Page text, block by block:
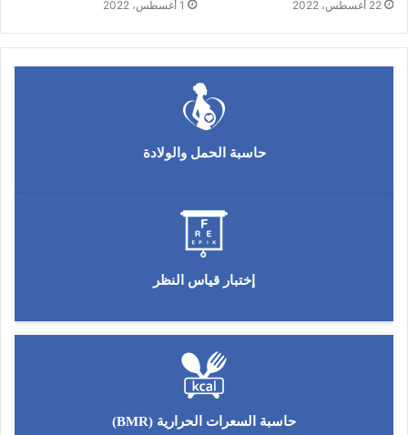
22 أغسطس، 2022 1 أغسطس، 2022
حاسبة الحمل والولادة
إختبار قياس النظر
حاسبة السعرات الحرارية (BMR)